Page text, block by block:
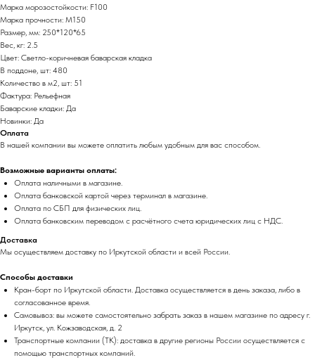
Марка морозостойкости: F100
Марка прочности: М150
Размер, мм: 250*120*65
Вес, кг: 2.5
Цвет: Светло-коричневая баварская кладка
В поддоне, шт: 480
Количество в м2, шт: 51
Фактура: Рельефная
Баварские кладки: Да
Новинки: Да
Оплата
В нашей компании вы можете оплатить любым удобным для вас способом.
Возможные варианты оплаты:
Оплата наличными в магазине.
Оплата банковской картой через терминал в магазине.
Оплата по СБП для физических лиц.
Оплата банковским переводом с расчётного счета юридических лиц с НДС.
Доставка
Мы осуществляем доставку по Иркутской области и всей России.
Способы доставки
Кран-борт по Иркутской области. Доставка осуществляется в день заказа, либо в
согласованное время.
Самовывоз: вы можете самостоятельно забрать заказ в нашем магазине по адресу г.
Иркутск, ул. Кожзаводская, д. 2
Транспортные компании (ТК): доставка в другие регионы России осуществляется с
помощью транспортных компаний.